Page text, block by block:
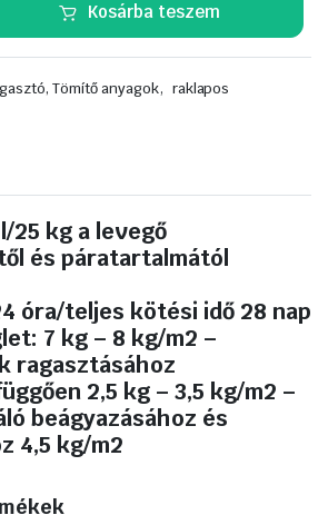
Kosárba teszem
Tömítő anyagok, raklapos
25 kg a levegő
és páratartalmától
óra/teljes kötési idő 28 nap
7 kg – 8 kg/m2 –
ragasztásához
2,5 kg – 3,5 kg/m2 –
beágyazásához és
4,5 kg/m2